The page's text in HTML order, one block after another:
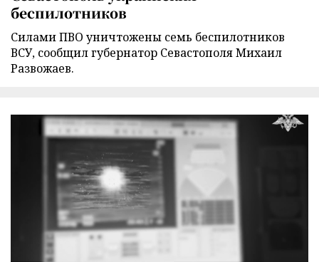
беспилотников
Силами ПВО уничтожены семь беспилотников
ВСУ, сообщил губернатор Севастополя Михаил
Развожаев.